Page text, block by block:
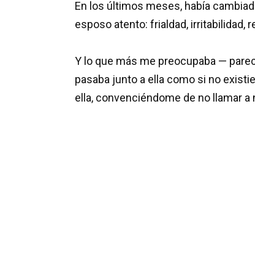
En los últimos meses, había
esposo atento: frialdad, irritabilidad,
Y lo que más me preocupaba —
pasaba junto a ella como si no
ella, convenciéndome de no llamar a